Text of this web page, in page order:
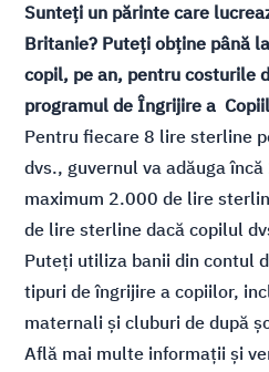
Sunteți un părinte care
Britanie? Puteți obține până
copil, pe an, pentru costurile
programul de Îngrijire a
Pentru fiecare 8 lire sterline
dvs., guvernul va adăuga
maximum 2.000 de lire
de lire sterline dacă copilul
Puteți utiliza banii din contul
tipuri de îngrijire a copiilor,
maternali și cluburi de după
Află mai multe informații și